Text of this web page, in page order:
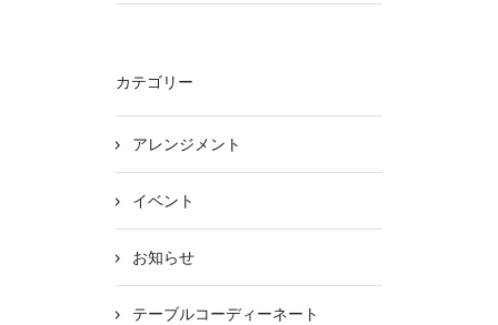
カテゴリー
アレンジメント
イベント
お知らせ
テーブルコーディーネート